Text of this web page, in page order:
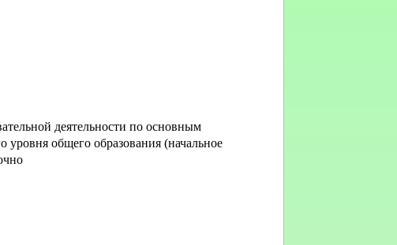
деятельности по основным
общего образования (начальное